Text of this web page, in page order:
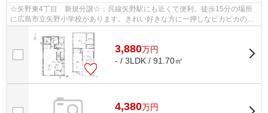
☆矢野東4丁目 新規分譲☆：呉線矢野駅にも近くて便利。徒歩15分の場所
に広島市立矢野小学校があります。きれい好きな方に一押しなピカピカの新
3,880万円
- / 3LDK / 91.70㎡
4,380万円